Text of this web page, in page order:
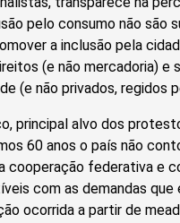
pelo consumo não são
a inclusão pela
(e não mercadoria) e
(e não privados, regidos
principal alvo dos
60 anos o país não
cooperação federativa e
com as demandas que
ocorrida a partir de